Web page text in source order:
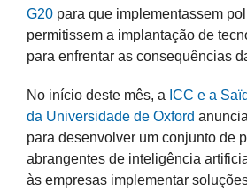
G20para que implementassem
permitissem a implantação de
para enfrentar as consequências
No início deste mês, a ICC e a
da Universidade de Oxford
para desenvolver um conjunto de
abrangentes de inteligência
às empresas implementar